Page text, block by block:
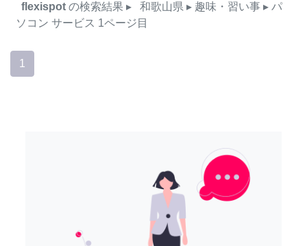
flexispot の検索結果 ▸ 和歌山県 ▸ 趣味・習い事 ▸ パ
ソコン サービス 1ページ目
1